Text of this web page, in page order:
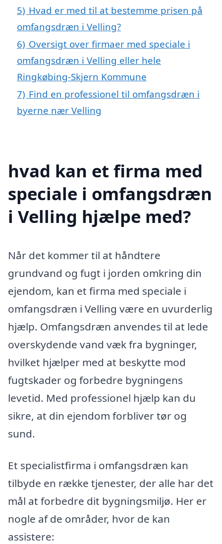
5) Hvad er med til at bestemme prisen på
omfangsdræn i Velling?
6) Oversigt over firmaer med speciale i
omfangsdræn i Velling eller hele
Ringkøbing-Skjern Kommune
7) Find en professionel til omfangsdræn i
byerne nær Velling
hvad kan et firma med
speciale i omfangsdræn
i Velling hjælpe med?
Når det kommer til at håndtere
grundvand og fugt i jorden omkring din
ejendom, kan et firma med speciale i
omfangsdræn i Velling være en uvurderlig
hjælp. Omfangsdræn anvendes til at lede
overskydende vand væk fra bygninger,
hvilket hjælper med at beskytte mod
fugtskader og forbedre bygningens
levetid. Med professionel hjælp kan du
sikre, at din ejendom forbliver tør og
sund.
Et specialistfirma i omfangsdræn kan
tilbyde en række tjenester, der alle har det
mål at forbedre dit bygningsmiljø. Her er
nogle af de områder, hvor de kan
assistere: